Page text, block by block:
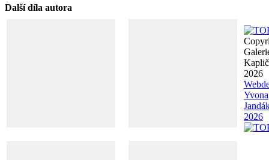
Další díla autora
2026
Yvona
2026